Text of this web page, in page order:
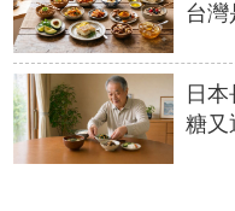
台灣
日
糖又